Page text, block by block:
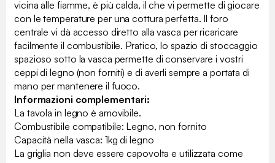
vicina alle fiamme, è più calda, il che vi permette di giocare
con le temperature per una cottura perfetta. Il foro
centrale vi dà accesso diretto alla vasca per ricaricare
facilmente il combustibile. Pratico, lo spazio di stoccaggio
spazioso sotto la vasca permette di conservare i vostri
ceppi di legno (non forniti) e di averli sempre a portata di
mano per mantenere il fuoco.
Informazioni complementari:
La tavola in legno è amovibile.
Combustibile compatibile: Legno, non fornito
Capacità nella vasca: 1kg di legno
La griglia non deve essere capovolta e utilizzata come